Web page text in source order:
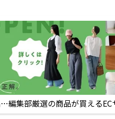
編集部厳選の商品が買えるEC